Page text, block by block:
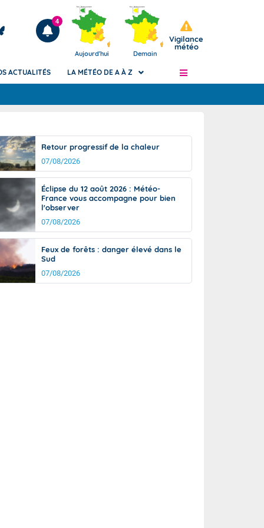
Articles
4
Aujourd'hui Demain
Vigilance
météo
de
Phénomènes dangereux de J+2 à J+7
Avertissement pluies intenses à l'échelle
des communes (Apic)
Bulletins Marine
Bulletins d'estimation du risque
d'avalanche
Météo des forêts
Vigicrues
ACTUALITÉS LA MÉTÉO DE A À Z
Retour progressif de la chaleur
07/08/2026
Éclipse du 12 août 2026 : Météo-
France vous accompagne pour bien
l'observer
07/08/2026
Feux de forêts : danger élevé dans le
Sud
07/08/2026